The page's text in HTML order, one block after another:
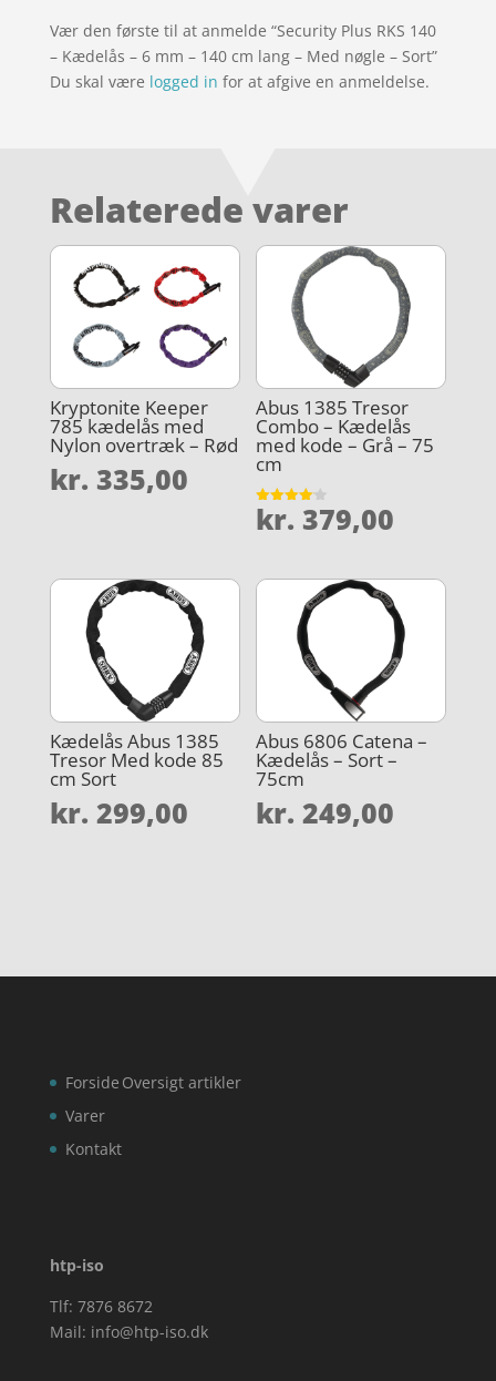
Vær den første til at anmelde “Security Plus RKS 140
– Kædelås – 6 mm – 140 cm lang – Med nøgle – Sort”
Du skal være logged in for at afgive en anmeldelse.
Relaterede varer
Kryptonite Keeper
785 kædelås med
Nylon overtræk – Rød
kr. 335,00
Abus 1385 Tresor
Combo – Kædelås
med kode – Grå – 75
cm
Vurderet
4.1
kr. 379,00
Kædelås Abus 1385
Tresor Med kode 85
cm Sort
kr. 299,00
Abus 6806 Catena –
Kædelås – Sort –
75cm
kr. 249,00
Forside
Varer
Kontakt
Oversigt artikler
htp-iso
Tlf: 7876 8672
Mail: info@htp-iso.dk